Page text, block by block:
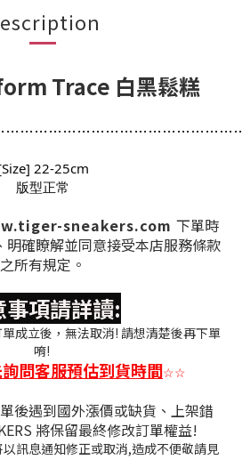
Trace 白黑鬆糕
…………………………………………
22-25cm
版型正常
sneakers.com 下單時
明確瞭解並同意接受本店服務條款
之所有規定。
事項請詳讀:
成立後，無法取消! 請想清楚後再下單
唷!
問客服預估到貨時間☆☆
後遇到國外漲價或缺貨、上架錯
將保留最終修改訂單權益!
訊息通知修正或取消,造成不便敬請見
!